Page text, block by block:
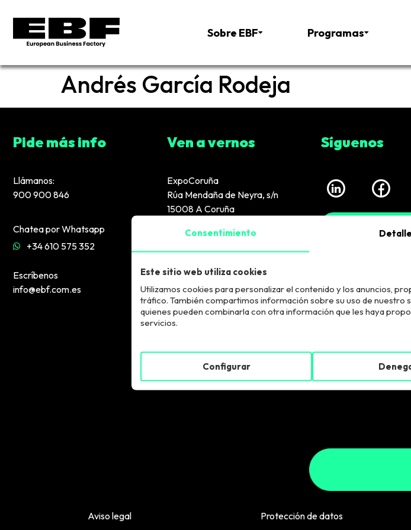
Sobre EBF Programas
Andrés García Rodeja
Pide más info
Llámanos:
900 900 846
Chatea por Whatsapp
+34 610 575 352
Escríbenos
info@ebf.com.es
Ven a vernos
ExpoCoruña
Rúa Mendaña de Neyra, s/n
15008 A Coruña
Síguenos
Aviso legal Protección de datos
Consentimiento
Este sitio web utiliza cookies
Utilizamos cookies para personalizar el contenido y los anuncios,
tráfico. También compartimos información sobre su uso de nuestro
quienes pueden combinarla con otra información que les haya
servicios.
Configurar